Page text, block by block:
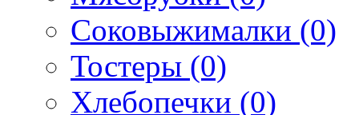
Соковыжималки (0)
Тостеры (0)
Хлебопечки (0)